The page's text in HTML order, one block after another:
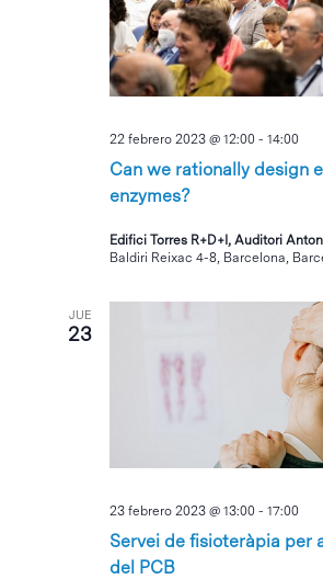
Can we rationally design
enzymes?
22 febrero 2023 @ 12:00 -14:00
Edifici Torres R+D+I, Auditori
Baldiri Reixac 4-8, Barcelona,
JUE
23
Servei de fisioteràpia per
del PCB
23 febrero 2023 @ 13:00 -17:00